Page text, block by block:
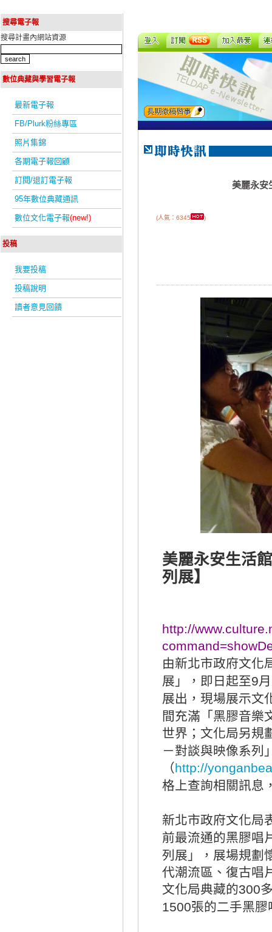
搜尋電子報
搜尋計畫內網站資源
數位典藏與學習電子報
最新電子報
FB/Plurk粉絲專區
照片集錦
各期電子報回顧
訂閱/退訂電子報
95年數位典藏通訊
數位文化電子報(new!)
投稿
我要投稿
投稿說明
讀者意見回饋
美麗永安
(人氣：6345 )
美麗永安生活
列展】
http://
由新北市政府文化
展」，即日起至9月
展出，現場展示文
間充滿「黑膠音樂
世界；文化局另規
－對談與映像系列
（http://
格上查詢相關訊息
新北市政府文化局
前最流通的黑膠唱
列展」，展場規劃
代潮流區、復古唱
文化局典藏的300
1500張的二手黑